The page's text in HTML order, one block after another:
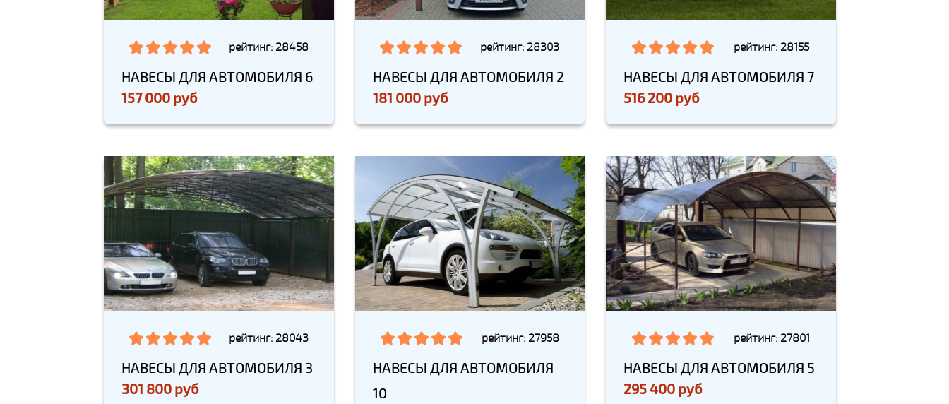
рейтинг: 28458
НАВЕСЫ ДЛЯ АВТОМОБИЛЯ 6
157 000 руб
рейтинг: 28303
НАВЕСЫ ДЛЯ АВТОМОБИЛЯ 2
181 000 руб
рейтинг: 28155
НАВЕСЫ ДЛЯ АВТОМОБИЛЯ 7
516 200 руб
рейтинг: 28043
НАВЕСЫ ДЛЯ АВТОМОБИЛЯ 3
301 800 руб
рейтинг: 27958
НАВЕСЫ ДЛЯ АВТОМОБИЛЯ
10
рейтинг: 27801
НАВЕСЫ ДЛЯ АВТОМОБИЛЯ 5
295 400 руб